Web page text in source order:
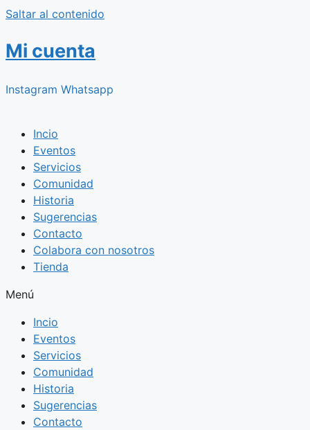
Saltar al contenido
Mi cuenta
Instagram Whatsapp
Incio
Eventos
Servicios
Comunidad
Historia
Sugerencias
Contacto
Colabora con nosotros
Tienda
Menú
Incio
Eventos
Servicios
Comunidad
Historia
Sugerencias
Contacto